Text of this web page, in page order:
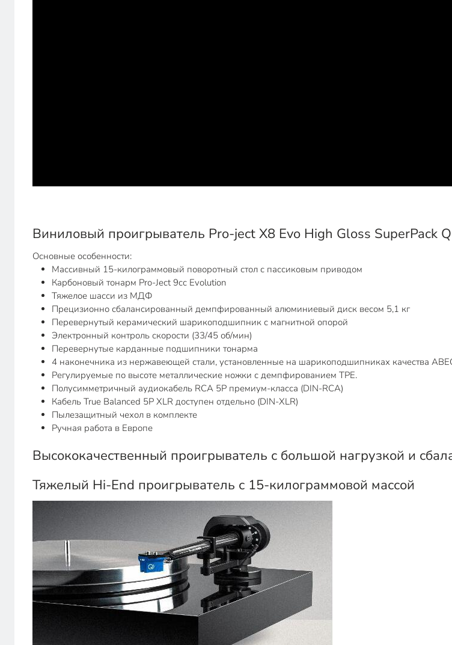
Виниловый проигрыватель Pro-ject X8 Evo High Gloss SuperPack
Основные особенности:
Массивный 15-килограммовый поворотный стол с пассиковым приводом
Карбоновый тонарм Pro-Ject 9cc Evolution
Тяжелое шасси из МДФ
Прецизионно сбалансированный демпфированный алюминиевый диск весом 5,1 кг
Перевернутый керамический шарикоподшипник с магнитной опорой
Электронный контроль скорости (33/45 об/мин)
Перевернутые карданные подшипники тонарма
4 наконечника из нержавеющей стали, установленные на шарикоподшипниках качества
Регулируемые по высоте металлические ножки с демпфированием TPE.
Полусимметричный аудиокабель RCA 5P премиум-класса (DIN-RCA)
Кабель True Balanced 5P XLR доступен отдельно (DIN-XLR)
Пылезащитный чехол в комплекте
Ручная работа в Европе
Высококачественный проигрыватель с большой нагрузкой и
Тяжелый Hi-End проигрыватель с 15-килограммовой массой